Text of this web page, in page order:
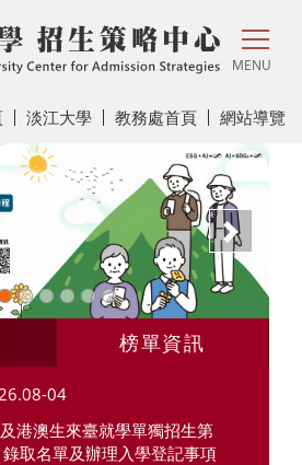
MENU
淡江大學 教務處首頁 網站導覽
榜單資訊
04
港澳生來臺就學單獨招生第
取名單及辦理入學登記事項